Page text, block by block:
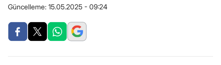
Güncelleme: 15.05.2025 - 09:24